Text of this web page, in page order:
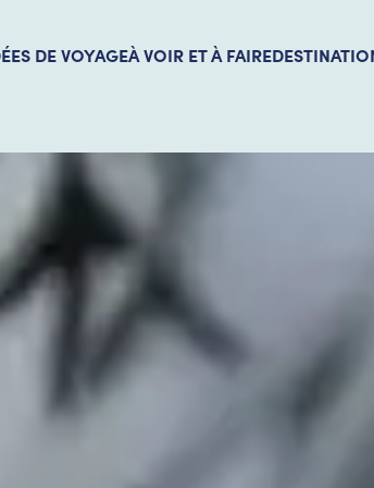
DE VOYAGEÀ VOIR ET À FAIRE